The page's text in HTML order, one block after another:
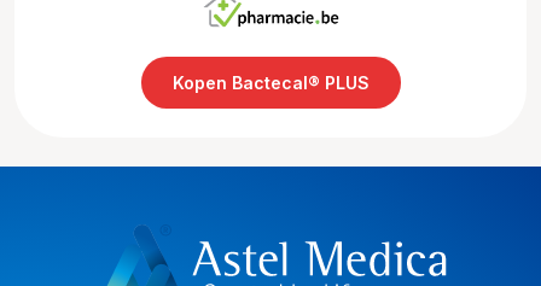
Kopen Bactecal® PLUS